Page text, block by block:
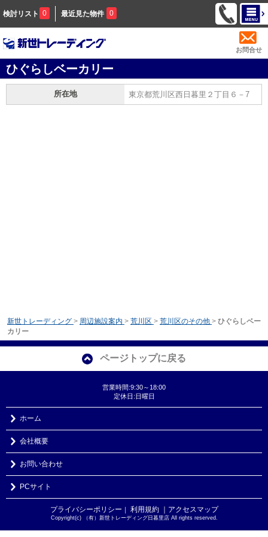
検討リスト 0 最近見た物件 0
お問合せ
ひぐらしベーカリー
所在地 東京都荒川区西日暮里２丁目６－7
新世トレーディング > 周辺施設案内 > 荒川区 > 荒川区のその他 > ひぐらしベー
カリー
ページトップに戻る
営業時間:9:30～18:00
定休日:日曜日
ホーム
会社概要
お問い合わせ
PCサイト
プライバシーポリシー ｜ 利用規約 ｜アクセスマップ
Copyright(c) （有）新世トレーディング日暮里店 All rights reserved.